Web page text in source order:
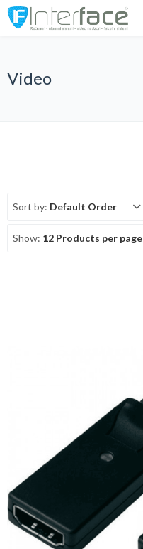
Video
Sort by: Default Order
Show: 12 Products per page